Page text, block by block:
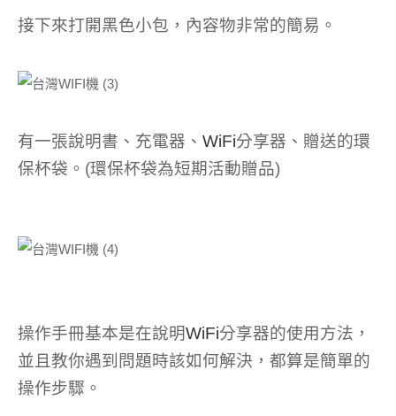
接下來打開黑色小包，內容物非常的簡易。
有一張說明書、充電器、 WiFi分享器、贈送的環
保杯袋。(環保杯袋為短期活動贈品)
操作手冊基本是在說明WiFi分享器的使用方法，
並且教你遇到問題時該如何解決，都算是簡單的
操作步驟。